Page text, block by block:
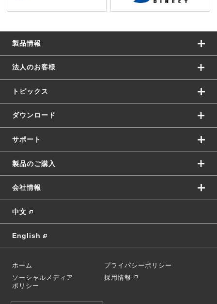
製品情報
法人のお客様
トピックス
ダウンロード
サポート
製品のご購入
会社情報
中文
English
ホーム
プライバシーポリシー
ソーシャルメディア
ポリシー
採用情報